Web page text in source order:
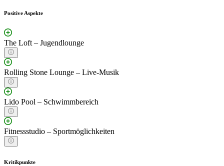
Positive Aspekte
The Loft – Jugendlounge
Rolling Stone Lounge – Live-Musik
Lido Pool – Schwimmbereich
Fitnessstudio – Sportmöglichkeiten
Kritikpunkte